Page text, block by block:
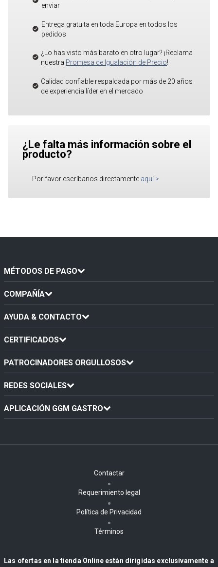
enviar
Entrega gratuita en toda Europa en todos los
pedidos
¿Lo has visto más barato en otro lugar? ¡Reclama
nuestra Promesa de Igualación de Precio!
Calidad confiable respaldada por más de 20 años
de experiencia líder en el mercado
¿Le falta más información sobre el
producto?
Por favor escríbanos directamente aquí >
MÉTODOS DE PAGO
COMPAÑÍA
AYUDA & CONTACTO
CERTIFICADOS
PATROCINADORES ORGULLOSOS
REDES SOCIALES
APLICACIÓN GGM GASTRO
Contactar
Requerimiento legal
Política de Privacidad
Términos
Las ofertas en la tienda Online están dirigidas exclusivamente a